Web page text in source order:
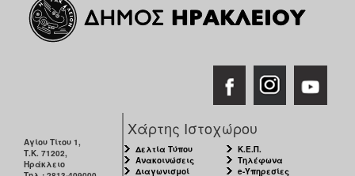
2013
2012
Αγίου Τίτου 1,
Τ.Κ. 71202,
Ηράκλειο
Χάρτης Ιστοχώρου
Δελτία Τύπου
Ανακοινώσεις
Διαγωνισμοί
Κ.Ε.Π.
Τηλέφωνα
e-Υπηρεσίες